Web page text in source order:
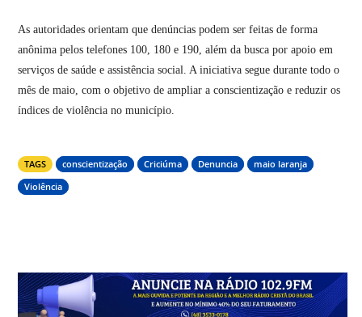
As autoridades orientam que denúncias podem ser feitas de forma
anônima pelos telefones 100, 180 e 190, além da busca por apoio em
serviços de saúde e assistência social. A iniciativa segue durante todo o
mês de maio, com o objetivo de ampliar a conscientização e reduzir os
índices de violência no município.
TAGS conscientização Criciúma Denuncia
maio laranja
Violência